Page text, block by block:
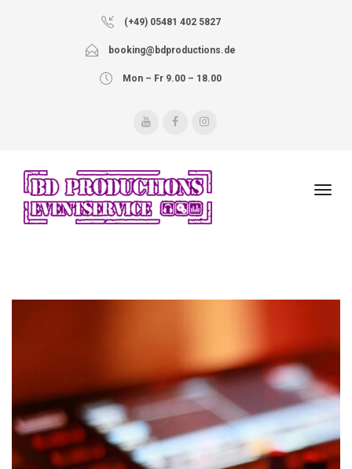
(+49) 05481 402 5827
booking@bdproductions.de
Mon – Fr 9.00 – 18.00